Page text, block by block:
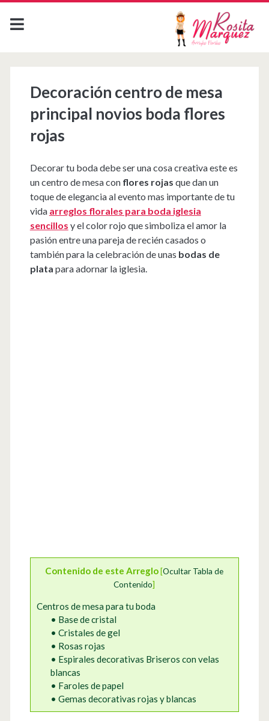
Decoración centro de mesa
principal novios boda flores
rojas
Decorar tu boda debe ser una cosa creativa este es
un centro de mesa con flores rojas que dan un
toque de elegancia al evento mas importante de tu
vida arreglos florales para boda iglesia
sencillos y el color rojo que simboliza el amor la
pasión entre una pareja de recién casados o
también para la celebración de unas bodas de
plata para adornar la iglesia.
Contenido de este Arreglo[Ocultar Tabla de
Contenido]
Centros de mesa para tu boda
• Base de cristal
• Cristales de gel
• Rosas rojas
• Espirales decorativas Briseros con velas
blancas
• Faroles de papel
• Gemas decorativas rojas y blancas